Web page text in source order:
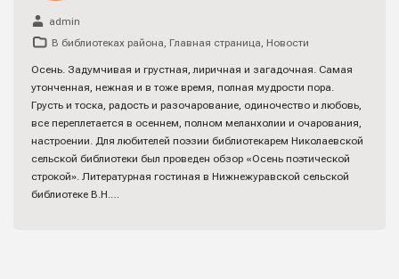
admin
В библиотеках района, Главная страница, Новости
Осень. Задумчивая и грустная, лиричная и загадочная. Самая
утонченная, нежная и в тоже время, полная мудрости пора.
Грусть и тоска, радость и разочарование, одиночество и любовь,
все переплетается в осеннем, полном меланхолии и очарования,
настроении. Для любителей поэзии библиотекарем Николаевской
сельской библиотеки был проведен обзор «Осень поэтической
строкой». Литературная гостиная в Нижнежуравской сельской
библиотеке В.Н.…